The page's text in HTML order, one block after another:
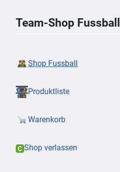
Team-Shop Fussball
Shop Fussball
Produktliste
Warenkorb
Shop verlassen